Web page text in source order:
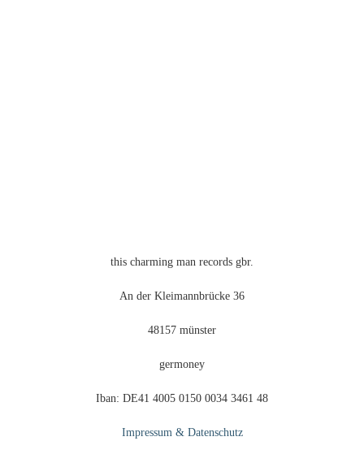
this charming man records gbr.
An der Kleimannbrücke 36
48157 münster
germoney
Iban: DE41 4005 0150 0034 3461 48
Impressum & Datenschutz